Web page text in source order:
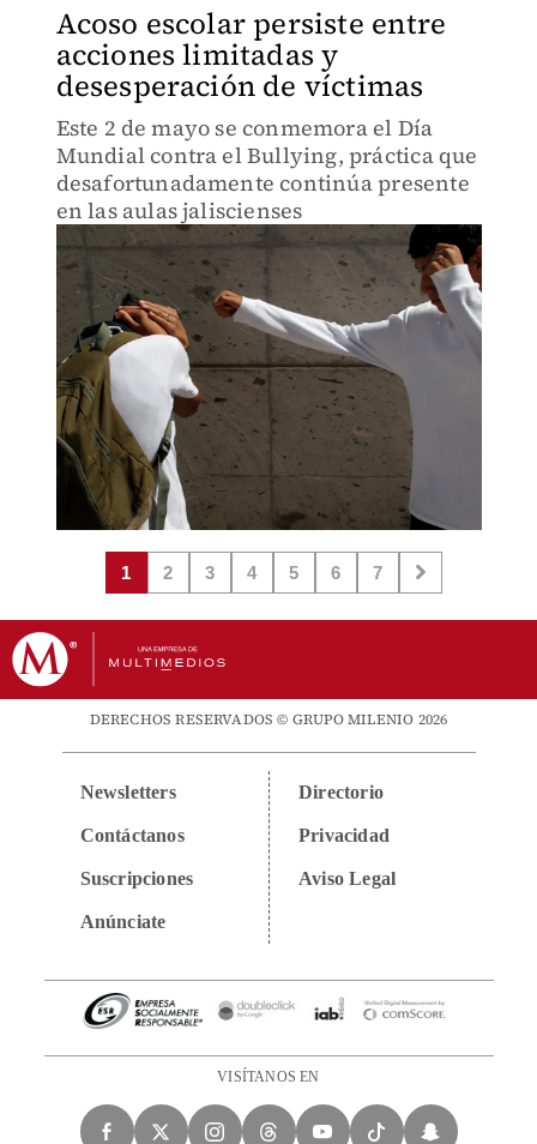
Acoso escolar persiste entre
acciones limitadas y
desesperación de víctimas
Este 2 de mayo se conmemora el Día
Mundial contra el Bullying, práctica que
desafortunadamente continúa presente
en las aulas jaliscienses
1 2 3 4 5 6 7
DERECHOS RESERVADOS © GRUPO MILENIO 2026
Newsletters
Contáctanos
Suscripciones
Anúnciate
Directorio
Privacidad
Aviso Legal
VISÍTANOS EN